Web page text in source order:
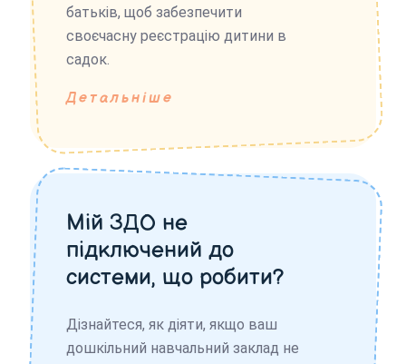
батьків, щоб забезпечити
своєчасну реєстрацію дитини в
садок.
Детальніше
Мій ЗДО не
підключений до
системи, що робити?
Дізнайтеся, як діяти, якщо ваш
дошкільний навчальний заклад не